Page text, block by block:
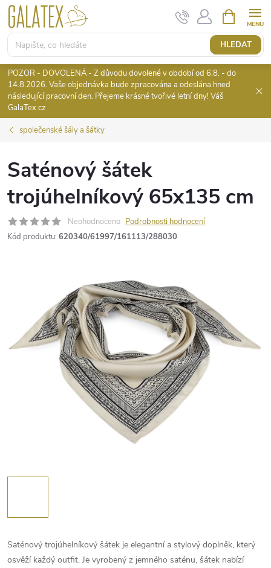
Přejít
obsah
HLEDAT
NÁKUPNÍ
KOŠÍK
POZOR - DOVOLENÁ - Z důvodu dovolené v období od 6.8. - do
14.8.2026. Vaše objednávka bude zpracována a odeslána hned
následující pracovní den. Přejeme krásné tvořivé letní dny! Váš
GalaTex.cz
společenské šály a šátky
Saténový šátek
trojúhelníkový 65x135 cm
Neohodnoceno Podrobnosti hodnocení
Kód produktu: 620340/61997/161113/288030
Saténový trojúhelníkový šátek je elegantní a stylový doplněk, který
osvěží každý outfit. Je vyrobený z jemného saténu, šátek nabízí